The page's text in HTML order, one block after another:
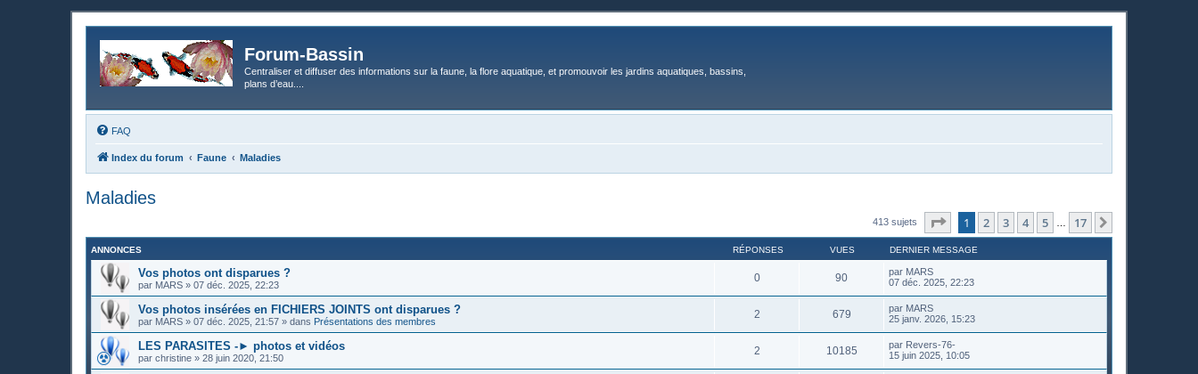
Forum-Bassin
Centraliser et diffuser des informations sur la faune, la flore aquatique, et promouvoir les jardins aquatiques, bassins,
plans d’eau....
FAQ
Index du forum Faune Maladies
Maladies
413 sujets Page sur17
1 2 3 4 5 17
ANNONCES RÉPONSES VUES DERNIER MESSAGE
Vos photos ont disparues ?
par MARS » 07 déc. 2025, 22:23
0 90 par MARS
07 déc. 2025, 22:23
Vos photos insérées en FICHIERS JOINTS ont disparues ?
par MARS » 07 déc. 2025, 21:57 » dans Présentations des membres
2 679 par MARS
25 janv. 2026, 15:23
LES PARASITES -► photos et vidéos
par christine » 28 juin 2020, 21:50
2 10185 par Revers-76-
15 juin 2025, 10:05